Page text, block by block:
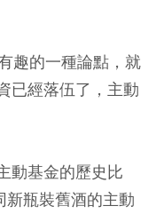
101
99
趣的一種論點，就
已經落伍了，主動
動基金的歷史比
瓶裝舊酒的主動